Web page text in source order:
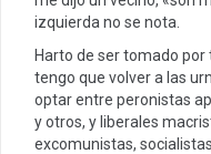
izquierda no se nota.
Harto de ser tomado por
tengo que volver a las
optar entre peronistas
y otros, y liberales
excomunistas,